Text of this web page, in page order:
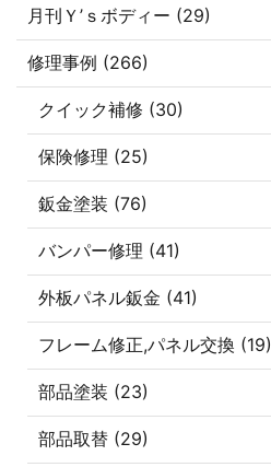
月刊Ｙ’ｓボディー (29)
修理事例 (266)
クイック補修 (30)
保険修理 (25)
鈑金塗装 (76)
バンパー修理 (41)
外板パネル鈑金 (41)
フレーム修正,パネル交換 (19)
部品塗装 (23)
部品取替 (29)